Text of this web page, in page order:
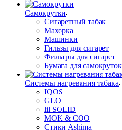
Самокрутки
Сигаретный табак
Махорка
Машинки
Гильзы для сигарет
Фильтры для сигарет
Бумага для самокруток
Системы нагревания табака
IQOS
GLO
lil SOLID
MOK & COO
Стики Ashima